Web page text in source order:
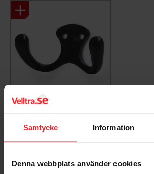
Samtycke Information
Denna webbplats använder cookies
Gem som favorit